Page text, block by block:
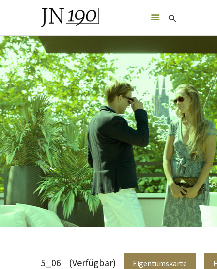
nowoczesny, zaprojektowany zgodnie z naturą budynek mieszkalny
HEIM
ORT
GALERIE
ÜBER UNS
KONTAKT
IMMOBILIEN-EXPOSÉ
DEUTSCH
5_06 (Verfügbar) Eigentumskarte